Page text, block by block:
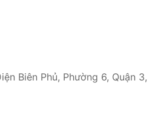
Biên Phủ, Phường 6, Quận 3,